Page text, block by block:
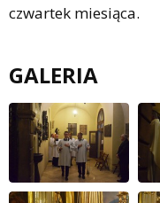
czwartek miesiąca.
GALERIA